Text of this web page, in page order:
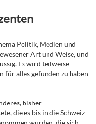
Politik, Medien und
Art und Weise, und
Es wird teilweise
für alles gefunden zu haben
bisher
die es bis in die Schweiz